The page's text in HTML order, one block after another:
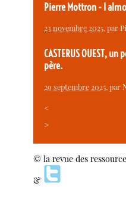
Pierre Mottron - I
23 novembre 2025, par
CASTERUS OUEST,
père.
29 septembre 2025, par
<
>
© la revue des
&